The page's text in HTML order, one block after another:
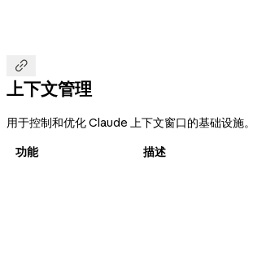

上下文管理
用于控制和优化 Claude 上下文窗口的基础设施。
功能
描述